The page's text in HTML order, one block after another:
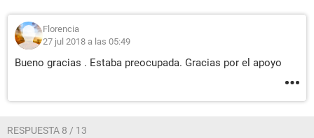
Florencia
27 jul 2018 a las 05:49
Bueno gracias . Estaba preocupada. Gracias por el apoyo
RESPUESTA 8 / 13